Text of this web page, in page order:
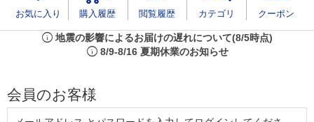
お気に入り 購入履歴 閲覧履歴 カテゴリ クーポン
info 地震の影響によるお届けの遅れについて(8/5時点)
info 8/9-8/16 夏期休業のお知らせ
会員のお客様